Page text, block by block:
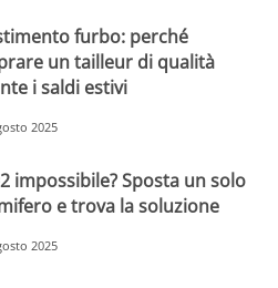
furbo: perché
un tailleur di qualità
i saldi estivi
2025
impossibile? Sposta un solo
e trova la soluzione
2025